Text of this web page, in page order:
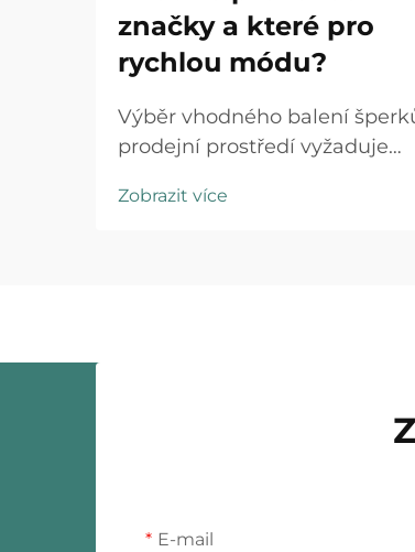
značky a které pro
rychlou módu?
Výběr vhodného balení
prodejní prostředí vyžaduje
značky, očekávání zákazníků a
Zobrazit více
E-mail